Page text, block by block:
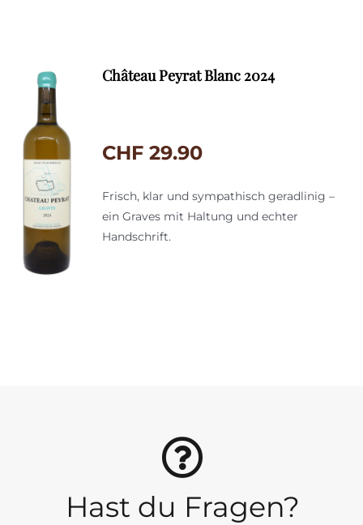
Château Peyrat Blanc 2024
CHF 29.90
Frisch, klar und sympathisch geradlinig –
ein Graves mit Haltung und echter
Handschrift.
Hast du Fragen?